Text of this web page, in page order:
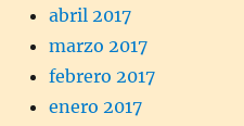
abril 2017
marzo 2017
febrero 2017
enero 2017